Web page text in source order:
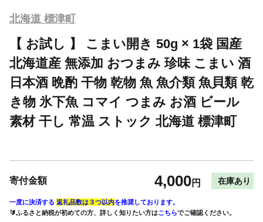
北海道 標津町
【 お試し 】 こまい開き 50g × 1袋 国産
北海道産 無添加 おつまみ 珍味 こまい 酒
日本酒 晩酌 干物 乾物 魚 魚介類 魚貝類 乾
き物 氷下魚 コマイ つまみ お酒 ビール
素材 干し 常温 ストック 北海道 標津町
寄付金額 4,000円 在庫あり
一度に決済する 返礼品数は３つ以内を推奨しております。
🔰ふるさと納税が初めての方、詳しく知りたい方はこちらでご確認ください。